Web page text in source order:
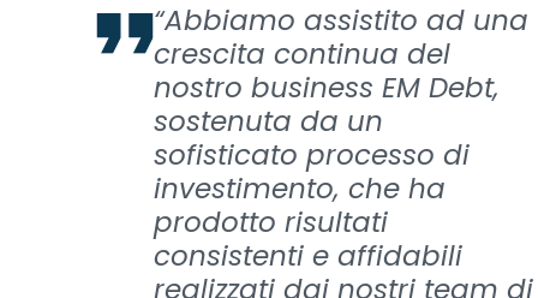
“Abbiamo assistito ad una
crescita continua del
nostro business EM Debt,
sostenuta da un
sofisticato processo di
investimento, che ha
prodotto risultati
consistenti e affidabili
realizzati dai nostri team di